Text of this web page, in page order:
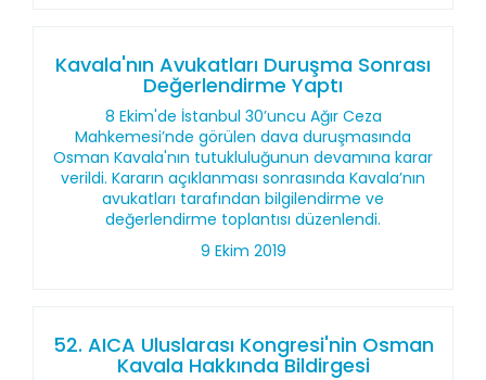
Kavala'nın Avukatları Duruşma Sonrası
Değerlendirme Yaptı
8 Ekim'de İstanbul 30’uncu Ağır Ceza
Mahkemesi’nde görülen dava duruşmasında
Osman Kavala'nın tutukluluğunun devamına karar
verildi. Kararın açıklanması sonrasında Kavala’nın
avukatları tarafından bilgilendirme ve
değerlendirme toplantısı düzenlendi.
9 Ekim 2019
52. AICA Uluslarası Kongresi'nin Osman
Kavala Hakkında Bildirgesi